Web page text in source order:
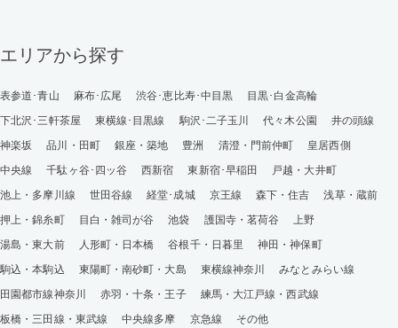
エリアから探す
表参道･青山 麻布･広尾 渋谷･恵比寿･中目黒
目黒･白金高輪
下北沢･三軒茶屋
東横線･目黒線 駒沢･二子玉川 代々木公園
井の頭線
神楽坂
品川・田町 銀座・築地 豊洲 清澄・門前仲町
皇居西側
中央線
千駄ヶ谷･四ッ谷 西新宿 東新宿･早稲田
戸越・大井町
池上・多摩川線
世田谷線 経堂･成城 京王線 森下・住吉
浅草・蔵前
押上・錦糸町
目白・雑司が谷 池袋 護国寺・茗荷谷
上野
湯島・東大前
人形町・日本橋 谷根千・日暮里
神田・神保町
駒込・本駒込
東陽町・南砂町・大島 東横線神奈川
みなとみらい線
田園都市線神奈川
赤羽・十条・王子
練馬・大江戸線・西武線
板橋・三田線・東武線
中央線多摩 京急線 その他